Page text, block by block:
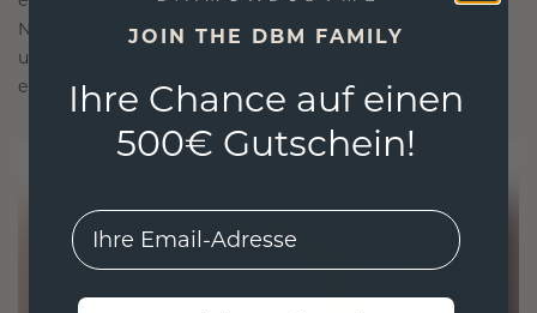
Nachhaltigkeit mit beispielloser Handwerkskunst
und stellen so sicher, dass Ihr Schmuck ebenso
ethisch wie exquisit ist.
JOIN THE DBM FAMILY
Ihre Chance auf einen
500€ Gutschein!
EMail